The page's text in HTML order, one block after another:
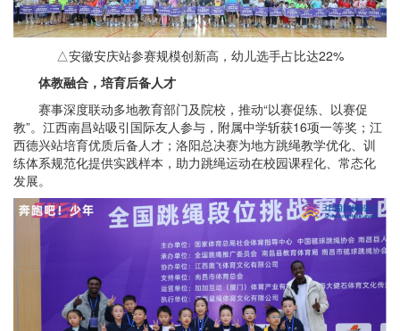
△安徽安庆站参赛规模创新高，幼儿选手占比达22%
体教融合，培育后备人才
赛事深度联动多地教育部门及院校，推动“以赛促练、以赛促
教”。江西南昌站吸引国际友人参与，附属中学斩获16项一等奖；江
西德兴站培育优质后备人才；洛阳总决赛为地方跳绳教学优化、训
练体系规范化提供实践样本，助力跳绳运动在校园课程化、常态化
发展。